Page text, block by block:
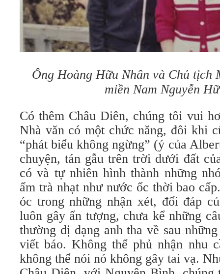
Ông Hoàng Hữu Nhân và Chủ tịch
miền Nam Nguyễn
Có thêm Châu Diên, chúng tôi vui
Nhà văn có một chức năng, đôi khi
“phát biểu không ngừng” (ý của
chuyện, tán gẫu trên trời dưới đất
có và tự nhiên hình thành những
ấm trà nhạt như nước ốc thời bao
óc trong những nhận xét, đối đáp
luôn gây ấn tượng, chưa kể những
thường dị dạng anh tha về sau
viết báo. Không thể phủ nhận nhu
không thể nói nó không gây tai vạ.